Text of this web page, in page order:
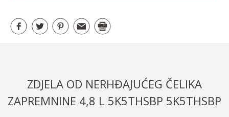
ZDJELA OD NERHĐAJUĆEG ČELIKA
ZAPREMNINE 4,8 L 5K5THSBP 5K5THSBP